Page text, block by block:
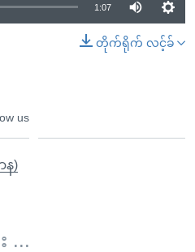
1:07
တိုက်ရိုက် လင့်ခ်
us
န)
...